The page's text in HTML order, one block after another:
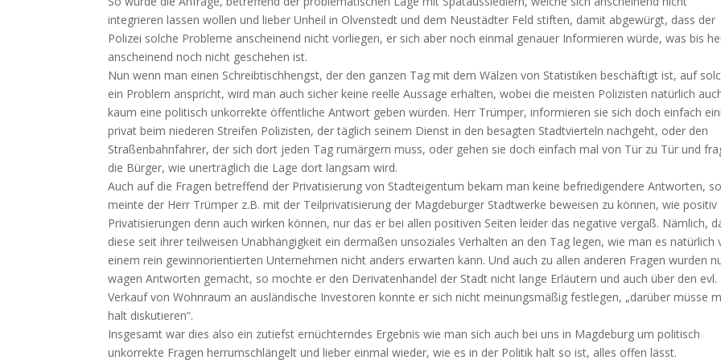
integrieren lassen wollen und lieber Unheil in Olvenstedt und dem Neustädter Feld stiften, damit abgewürgt, dass der
Polizei solche Probleme anscheinend nicht vorliegen, er sich aber noch einmal genauer Informieren würde, was bis
anscheinend noch nicht geschehen ist.
Nun wenn man einen Schreibtischhengst, der den ganzen Tag mit dem Wälzen von Statistiken beschäftigt ist, auf
ein Problem anspricht, wird man auch sicher keine reelle Aussage erhalten, wobei die meisten Polizisten natürlich
kaum eine politisch unkorrekte öffentliche Antwort geben würden. Herr Trümper, informieren sie sich doch einfach
privat beim niederen Streifen Polizisten, der täglich seinem Dienst in den besagten Stadtvierteln nachgeht, oder den
Straßenbahnfahrer, der sich dort jeden Tag rumärgern muss, oder gehen sie doch einfach mal von Tür zu Tür und
die Bürger, wie unerträglich die Lage dort langsam wird.
Auch auf die Fragen betreffend der Privatisierung von Stadteigentum bekam man keine befriedigendere Antworten, so
meinte der Herr Trümper z.B. mit der Teilprivatisierung der Magdeburger Stadtwerke beweisen zu können, wie positiv
Privatisierungen denn auch wirken können, nur das er bei allen positiven Seiten leider das negative vergaß. Nämlich,
diese seit ihrer teilweisen Unabhängigkeit ein dermaßen unsoziales Verhalten an den Tag legen, wie man es natürlich
einem rein gewinnorientierten Unternehmen nicht anders erwarten kann. Und auch zu allen anderen Fragen wurden
wagen Antworten gemacht, so mochte er den Derivatenhandel der Stadt nicht lange Erläutern und auch über den evl.
Verkauf von Wohnraum an ausländische Investoren konnte er sich nicht meinungsmäßig festlegen, „darüber müsse
halt diskutieren“.
Insgesamt war dies also ein zutiefst ernüchterndes Ergebnis wie man sich auch bei uns in Magdeburg um politisch
unkorrekte Fragen herrumschlängelt und lieber einmal wieder, wie es in der Politik halt so ist, alles offen lässt.